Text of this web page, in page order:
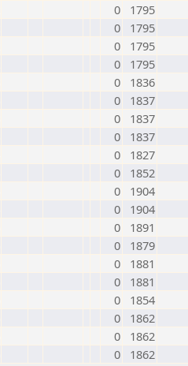
0
1795
0
1795
0
1795
0
1795
0
1836
0
1837
0
1837
0
1837
0
1827
0
1852
0
1904
0
1904
0
1891
0
1879
0
1881
0
1881
0
1854
0
1862
0
1862
0 1862